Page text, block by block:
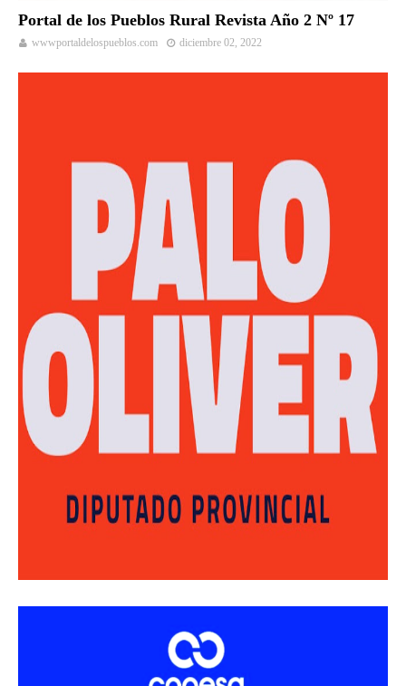
Portal de los Pueblos Rural Revista Año 2 Nº 17
wwwportaldelospueblos.com diciembre 02, 2022